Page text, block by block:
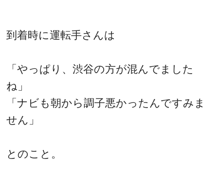
到着時に運転手さんは
「やっぱり、渋谷の方が混んでました
ね」
「ナビも朝から調子悪かったんですみま
せん」
とのこと。